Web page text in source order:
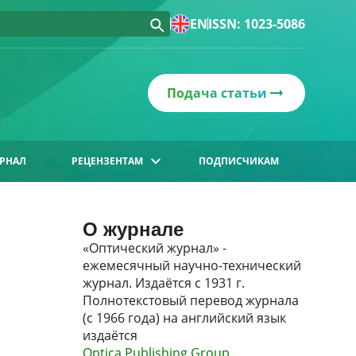
ENISSN: 1023-5086
Подача статьи
РЕЦЕНЗЕНТАМ ПОДПИСЧИКАМ
О журнале
«Оптический журнал» -
ежемесячный научно-технический
журнал. Издаётся с 1931 г.
Полнотекстовый перевод журнала
(с 1966 года) на английский язык
издаётся